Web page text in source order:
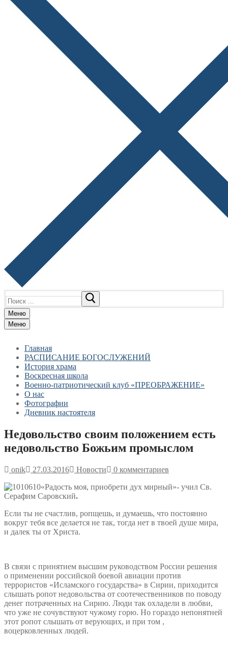
Меню
Меню
Главная
РАСПИСАНИЕ БОГОСЛУЖЕНИЙ
История храма
Воскресная школа
Военно-патриотический клуб «ПРЕОБРАЖЕНИЕ»
О нас
Фотографии
Дневник настоятеля
Недовольство своим положением есть
недовольство Божьим промыслом
onik 27.03.2016 Новости
0 комментариев
«Радость моя, приобрети дух мирный»- учил Св.
Серафим Саровский.
Если ты не счастлив, ропщешь, и думаешь, что постоянно
вокруг тебя все делается не так, тогда нет в твоей душе мира,
и далек ты от Христа.
В связи с принятием высшим руководством России решения
о применении российской боевой авиации против
террористов «Исламского государства» в Сирии, приходится
слышать ропот недовольства от соотечественников по поводу
денег потраченных на Сирию. Люди так охладели в любви,
что уже не сочувствуют чужому горю. Но гораздо непонятней
этот ропот слышать от верующих, и при том ,
воцерковленных людей.